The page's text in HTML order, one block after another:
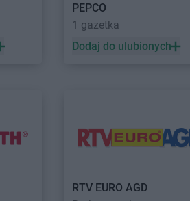
Intermarche
PEPCO
1 gazetka
Dodaj do ulubionych
RTV EURO AGD